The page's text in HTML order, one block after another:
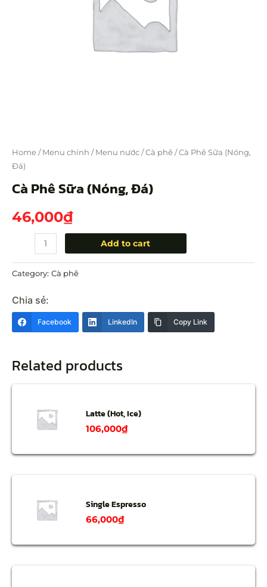
Home / Menu chính / Menu nước /Cà phê / Cà Phê Sữa (Nóng,
Đá)
Cà Phê Sữa (Nóng, Đá)
46,000₫
Add to cart
Category: Cà phê
Chia sẻ:
Facebook LinkedIn Copy Link
Related products
Latte (Hot, Ice)
106,000₫
Single Espresso
66,000₫